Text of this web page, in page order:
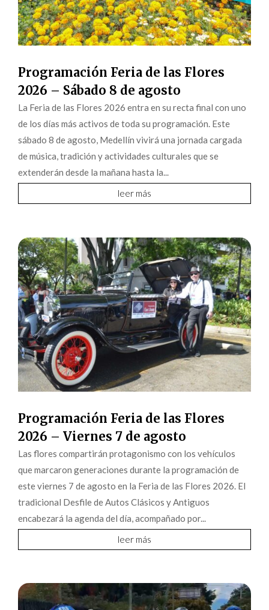
Programación Feria de las Flores
2026 – Sábado 8 de agosto
La Feria de las Flores 2026 entra en su recta final con uno
de los días más activos de toda su programación. Este
sábado 8 de agosto, Medellín vivirá una jornada cargada
de música, tradición y actividades culturales que se
extenderán desde la mañana hasta la...
leer más
Programación Feria de las Flores
2026 – Viernes 7 de agosto
Las flores compartirán protagonismo con los vehículos
que marcaron generaciones durante la programación de
este viernes 7 de agosto en la Feria de las Flores 2026. El
tradicional Desfile de Autos Clásicos y Antiguos
encabezará la agenda del día, acompañado por...
leer más